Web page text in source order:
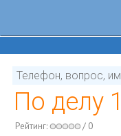
По делу
Рейтинг:
/ 0